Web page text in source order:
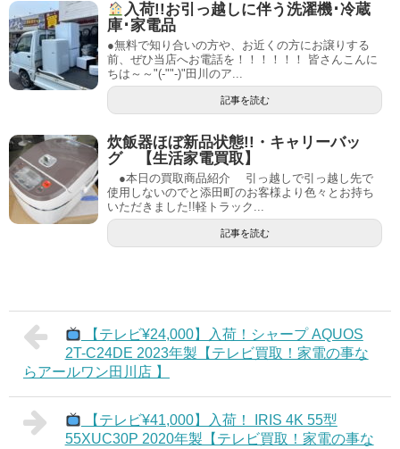
入荷!!お引っ越しに伴う洗濯機･冷蔵
庫･家電品
●無料で知り合いの方や、お近くの方にお譲りする
前、ぜひ当店へお電話を！！！！！！ 皆さんこんに
ちは～～"(-""-)"田川のア...
記事を読む
炊飯器ほぼ新品状態!!・キャリーバッ
グ 【生活家電買取】
●本日の買取商品紹介 引っ越しで引っ越し先で
使用しないのでと添田町のお客様より色々とお持ち
いただきました!!軽トラック...
記事を読む
【テレビ¥24,000】入荷！シャープ AQUOS
2T-C24DE 2023年製【テレビ買取！家電の事な
らアールワン田川店 】
【テレビ¥41,000】入荷！ IRIS 4K 55型
55XUC30P 2020年製【テレビ買取！家電の事な